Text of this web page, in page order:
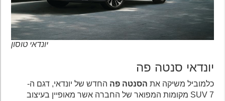
יונדאי טוסון
יונדאי סנטה פה
כלמוביל משיקה אתהסנטה פההחדש של יונדאי, דגם ה-
SUV 7 מקומות המפואר של החברה אשר מאופיין בעיצוב